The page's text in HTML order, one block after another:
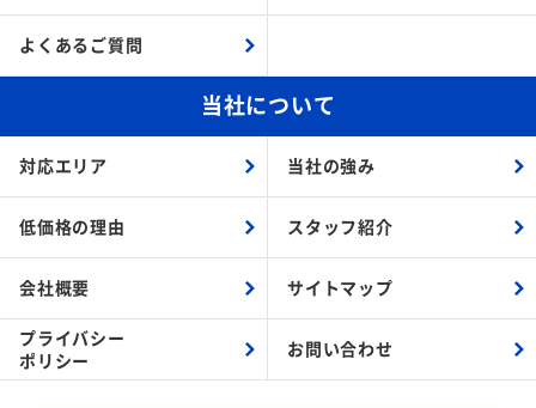
よくあるご質問
当社について
対応エリア 当社の強み
低価格の理由 スタッフ紹介
会社概要 サイトマップ
プライバシー
ポリシー
お問い合わせ